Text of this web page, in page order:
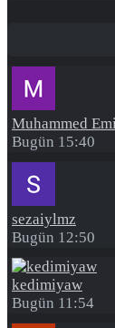
Muhammed
Bugün 15:40
sezaiylmz
Bugün 12:50
kedimiyaw
Bugün 11:54